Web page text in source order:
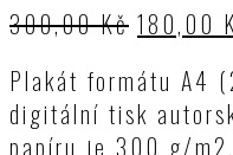
300,00Kč 180,00
Plakát formátu A4
digitální tisk
papíru je 300 g/